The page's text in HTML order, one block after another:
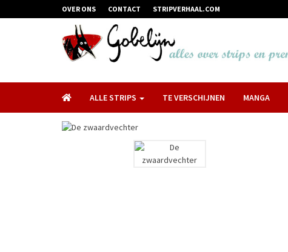
OVER ONS CONTACT STRIPVERHAAL.COM
ALLE STRIPS TE VERSCHIJNEN MANGA